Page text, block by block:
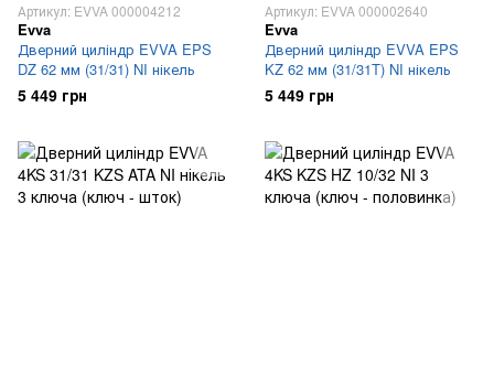
Артикул: EVVA 000004212
Evva
Дверний циліндр EVVA EPS
DZ 62 мм (31/31) NI нікель
5 449 грн
Артикул: EVVA 000002640
Evva
Дверний циліндр EVVA EPS
KZ 62 мм (31/31T) NI нікель
5 449 грн